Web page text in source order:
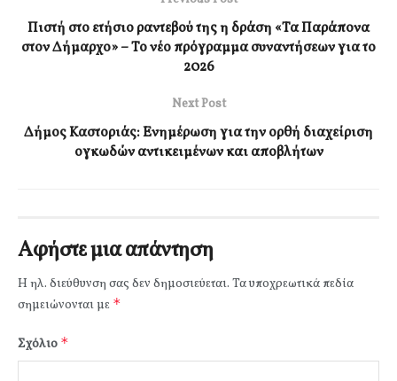
Πιστή στο ετήσιο ραντεβού της η δράση «Τα Παράπονα
στον Δήμαρχο» – Το νέο πρόγραμμα συναντήσεων για το
2026
Next Post
Δήμος Καστοριάς: Ενημέρωση για την ορθή διαχείριση
ογκωδών αντικειμένων και αποβλήτων
Αφήστε μια απάντηση
Η ηλ. διεύθυνση σας δεν δημοσιεύεται. Τα υποχρεωτικά πεδία
σημειώνονται με *
Σχόλιο *